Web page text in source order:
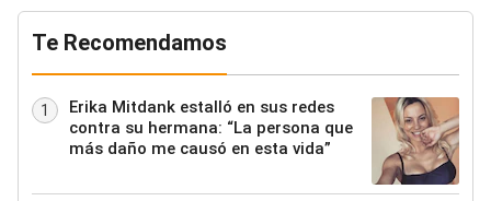
Te Recomendamos
1
Erika Mitdank estalló en sus redes
contra su hermana: “La persona que
más daño me causó en esta vida”